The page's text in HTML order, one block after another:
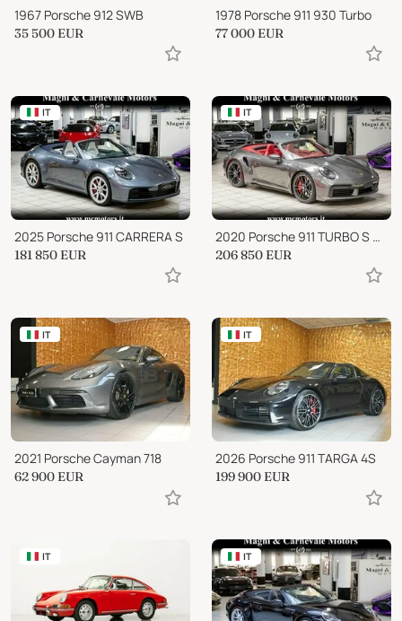
1967 Porsche 912 SWB
35 500 EUR
1978 Porsche 911 930 Turbo
77 000 EUR
IT
2025 Porsche 911 CARRERA S
181 850 EUR
IT
2020 Porsche 911 TURBO S CABRIO|PCCB|LIFT|AKRAPOVIC|PLDS+|BOSE
206 850 EUR
IT
2021 Porsche Cayman 718
62 900 EUR
IT
2026 Porsche 911 TARGA 4S
199 900 EUR
IT IT